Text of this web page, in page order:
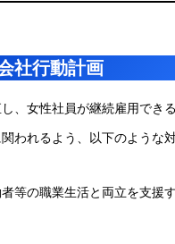
社行動計画
、女性社員が継続雇用でき
われるよう、以下のような対
者等の職業生活と両立を支援